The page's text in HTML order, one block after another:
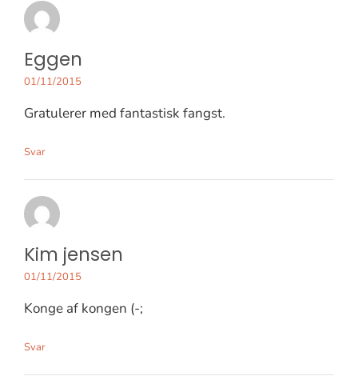
Eggen
01/11/2015
Gratulerer med fantastisk fangst.
Svar
Kim jensen
01/11/2015
Konge af kongen (-;
Svar